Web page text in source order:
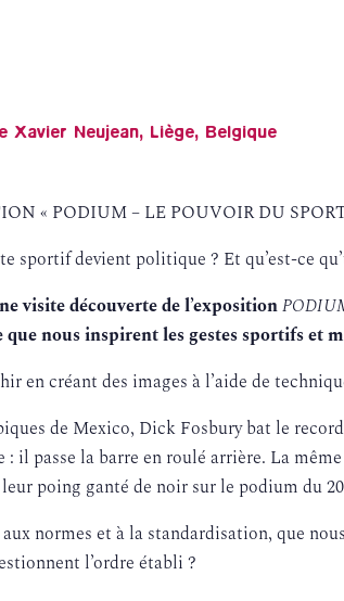
Xavier Neujean, Liège, Belgique
« PODIUM – LE POUVOIR DU
sportif devient politique ? Et qu’est-ce
visite découverte de l’exposition
que nous inspirent les gestes sportifs et
en créant des images à l’aide de
de Mexico, Dick Fosbury bat le
il passe la barre en roulé arrière. La
poing ganté de noir sur le podium du
normes et à la standardisation, que
l’ordre établi ?